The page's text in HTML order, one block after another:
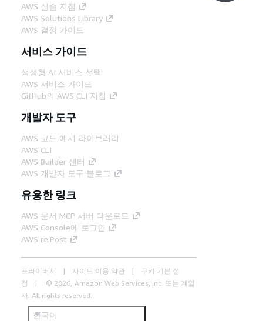
AWS 실습 지침
AWS Solutions Library
AWS 결정 가이드
서비스 가이드
생성형 AI 서비스 선택
AWS 서비스 가이드
GitHub의 AWS CLI 지침
개발자 도구
AWS 코드 예시 라이브러리
AWS CLI
AWS Builder 센터
AWS 개발자 도구 블로그
유용한 링크
AWS 문서 MCP 서버 다운로드
AWS Console에 로그인
AWS re:Post
프라이버시 사이트 이용 약관
쿠키 기본 설
정
© 2026, Amazon Web Services, Inc. 또는 계열
사. All rights reserved.
한국어